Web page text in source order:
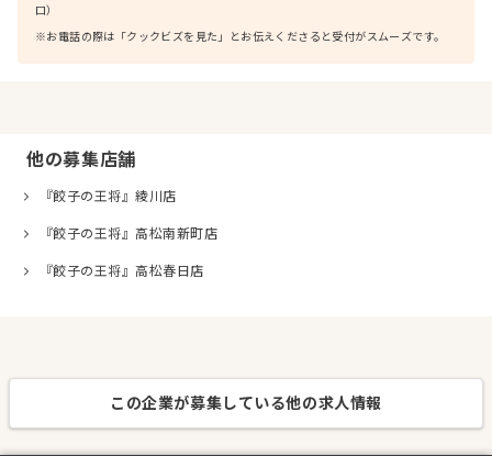
口）
※お電話の際は「クックビズを見た」とお伝えくださると受付がスムーズです。
他の募集店舗
『餃子の王将』綾川店
『餃子の王将』高松南新町店
『餃子の王将』高松春日店
この企業が募集している他の求人情報